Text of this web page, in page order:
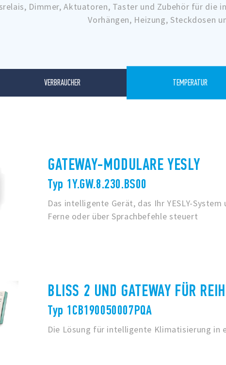
Dimmer, Aktuatoren, Taster und Zubehör für die
Vorhängen, Heizung, Steckdosen
VERBRAUCHER TEMPERATUR
GATEWAY-MODULARE YESLY
Typ 1Y.GW.8.230.BS00
Das intelligente Gerät, das Ihr YESLY-
Ferne oder über Sprachbefehle steuert
BLISS 2 UND GATEWAY FÜR
Typ 1CB190050007PQA
Die Lösung für intelligente Klimatisierung in